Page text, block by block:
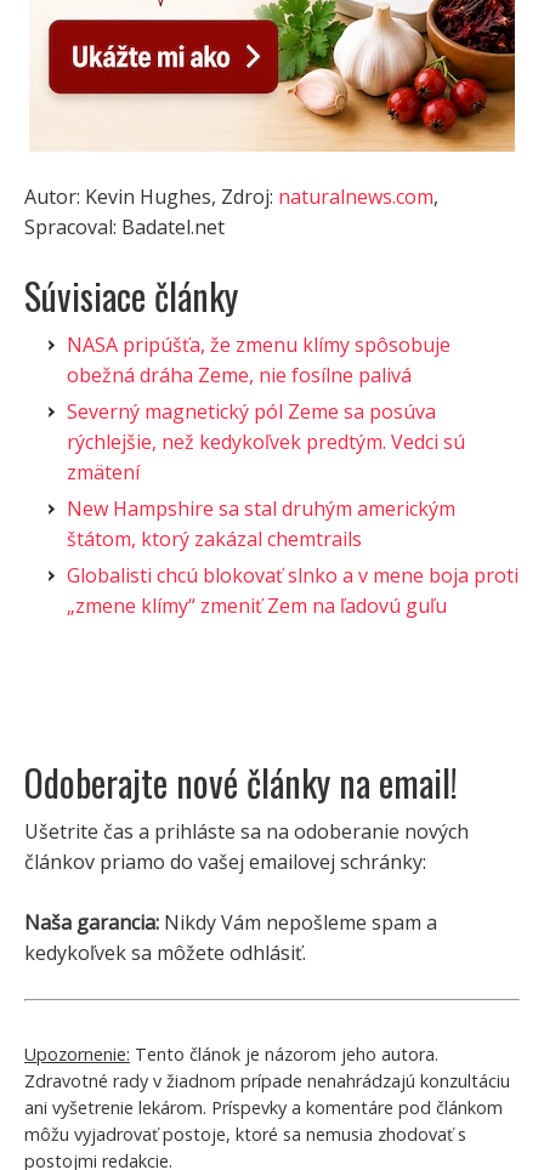
Autor: Kevin Hughes, Zdroj: naturalnews.com,
Spracoval: Badatel.net
Súvisiace články
NASA pripúšťa, že zmenu klímy spôsobuje
obežná dráha Zeme, nie fosílne palivá
Severný magnetický pól Zeme sa posúva
rýchlejšie, než kedykoľvek predtým. Vedci sú
zmätení
New Hampshire sa stal druhým americkým
štátom, ktorý zakázal chemtrails
Globalisti chcú blokovať slnko a v mene boja proti
„zmene klímy“ zmeniť Zem na ľadovú guľu
Odoberajte nové články na email!
Ušetrite čas a prihláste sa na odoberanie nových
článkov priamo do vašej emailovej schránky:
Naša garancia: Nikdy Vám nepošleme spam a
kedykoľvek sa môžete odhlásiť.
Upozornenie: Tento článok je názorom jeho autora.
Zdravotné rady v žiadnom prípade nenahrádzajú konzultáciu
ani vyšetrenie lekárom. Príspevky a komentáre pod článkom
môžu vyjadrovať postoje, ktoré sa nemusia zhodovať s
postojmi redakcie.